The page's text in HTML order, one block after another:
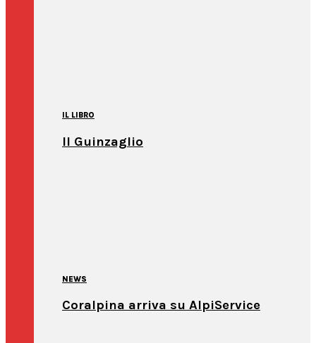
IL LIBRO
Il Guinzaglio
NEWS
Coralpina arriva su AlpiService